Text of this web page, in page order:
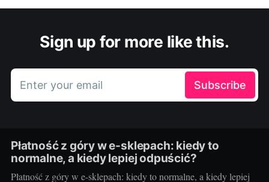
Sign up for more like this.
Enter your email Subscribe
Płatność z góry w e-sklepach: kiedy to
normalne, a kiedy lepiej odpuścić?
Płatność z góry w e-sklepach: kiedy to normalne, a kiedy lepiej